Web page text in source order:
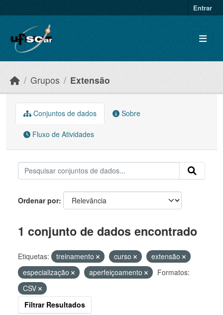
Entrar
Grupos Extensão
Conjuntos de dados Sobre
Fluxo de Atividades
Ordenar por
1 conjunto de dados encontrado
Etiquetas: treinamento curso
extensão
especialização
aperfeiçoamento
Formatos:
CSV
Filtrar Resultados